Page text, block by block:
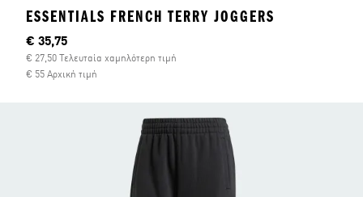
ESSENTIALS FRENCH TERRY JOGGERS
Τρέχουσα τιμή
€ 35,75
€ 27,50 Τελευταία χαμηλότερη τιμή
€ 55 Αρχική τιμή